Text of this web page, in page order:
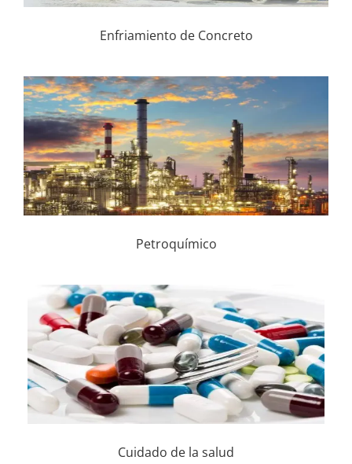
Enfriamiento de Concreto
Petroquímico
Cuidado de la salud